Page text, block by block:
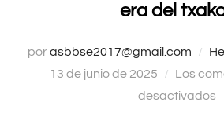
era del
porasbbse2017@gmail.com
13 de junio de 2025
Los
desactivados